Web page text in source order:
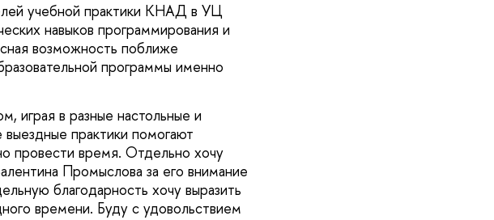
учебной практики КНАД в УЦ
навыков программирования и
возможность поближе
программы именно
играя в разные настольные и
практики помогают
провести время. Отдельно хочу
Промыслова за его внимание
благодарность хочу выразить
времени. Буду с удовольствием